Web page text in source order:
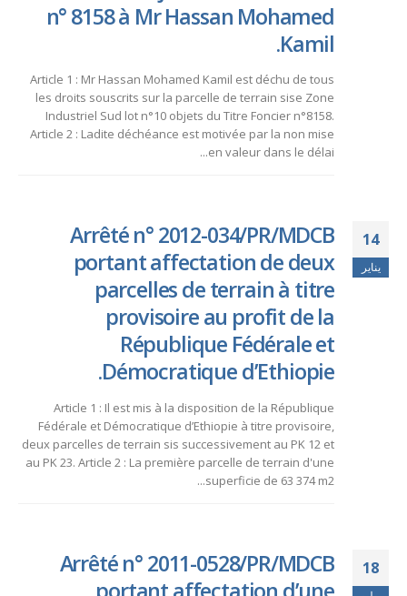
n° 8158 à Mr Hassan Mohamed
Kamil.
Article 1 : Mr Hassan Mohamed Kamil est déchu de tous
les droits souscrits sur la parcelle de terrain sise Zone
Industriel Sud lot n°10 objets du Titre Foncier n°8158.
Article 2 : Ladite déchéance est motivée par la non mise
en valeur dans le délai...
14
يناير
Arrêté n° 2012-034/PR/MDCB
portant affectation de deux
parcelles de terrain à titre
provisoire au profit de la
République Fédérale et
Démocratique d’Ethiopie.
Article 1 : Il est mis à la disposition de la République
Fédérale et Démocratique d’Ethiopie à titre provisoire,
deux parcelles de terrain sis successivement au PK 12 et
au PK 23. Article 2 : La première parcelle de terrain d'une
superficie de 63 374 m2...
18
Arrêté n° 2011-0528/PR/MDCB